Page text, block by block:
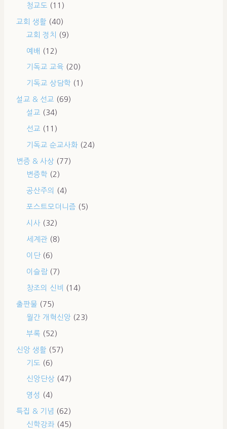
청교도 (11)
교회 생활 (40)
교회 정치
(9)
예배 (12)
기독교 교육 (20)
기독교 상담학 (1)
설교 & 선교 (69)
설교 (34)
선교 (11)
기독교 순교사화 (24)
변증 & 사상 (77)
변증학 (2)
공산주의 (4)
포스트모더니즘 (5)
시사 (32)
세계관 (8)
이단 (6)
이슬람 (7)
창조의 신비 (14)
출판물 (75)
월간 개혁신앙 (23)
부록 (52)
신앙 생활 (57)
기도 (6)
신앙단상 (47)
영성 (4)
특집 & 기념 (62)
신학강좌 (45)